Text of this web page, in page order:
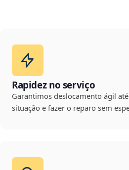
Rapidez no serviço
Garantimos deslocamento ágil
situação e fazer o reparo sem